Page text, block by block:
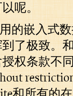
呢。
的嵌入式
了极致。
权条款不